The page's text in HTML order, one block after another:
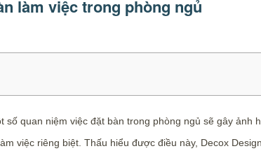
làm việc trong phòng ngủ
quan niệm việc đặt bàn trong phòng ngủ sẽ gây ảnh
việc riêng biệt. Thấu hiểu được điều này, Decox